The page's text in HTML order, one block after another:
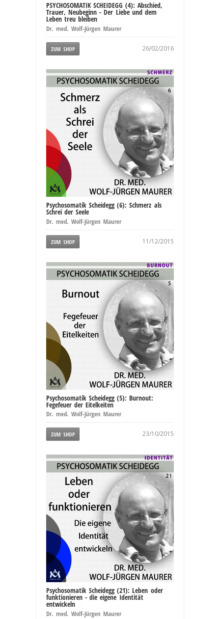
PSYCHOSOMATIK SCHEIDEGG (4): Abschied,
Trauer, Neubeginn - Der Liebe und dem
Leben treu bleiben
Dr. med. Wolf-Jürgen Maurer
ZUM SHOP 26/02/2016
Psychosomatik Scheidegg (6): Schmerz als
Schrei der Seele
Dr. med. Wolf-Jürgen Maurer
ZUM SHOP 11/12/2015
Psychosomatik Scheidegg (5): Burnout:
Fegefeuer der Eitelkeiten
Dr. med. Wolf-Jürgen Maurer
ZUM SHOP 23/10/2015
Psychosomatik Scheidegg (21): Leben oder
funktionieren - die eigene Identität
entwickeln
Dr. med. Wolf-Jürgen Maurer